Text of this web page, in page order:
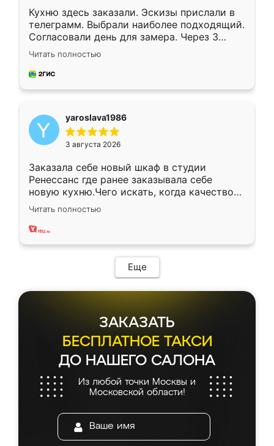
Кухню здесь заказали. Эскизы прислали в
телеграмм. Выбрали наиболее подходящий.
Согласовали день для замера. Через 3
недели кухня была уже готова. Остались
довольны работой. Спасибо Ренессанс
мебель за качественную работу!
Читать полностью
yaroslava1986
3 августа 2026
Заказала себе новый шкаф в студии
Ренессанс где ранее заказывала себе
новую кухню.Чего искать, когда качеством
вполне довольна. Служит кухня уже почти
два года, нареканий нет.
Читать полностью
Еще
ЗАКАЗАТЬ
БЕСПЛАТНОЕ ТАКСИ
ДО НАШЕГО САЛОНА
Из любой точки Москвы и
Московской области!